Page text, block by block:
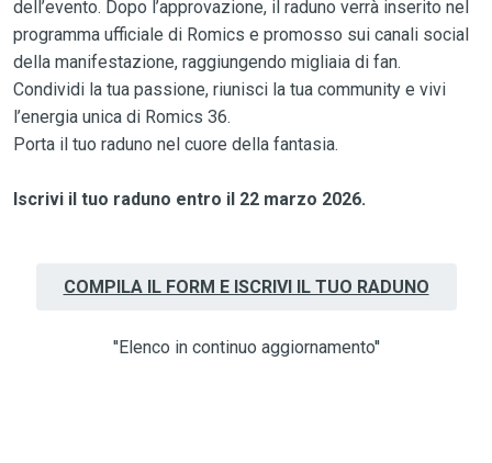
dell’evento. Dopo l’approvazione, il raduno verrà inserito nel
programma ufficiale di Romics e promosso sui canali social
della manifestazione, raggiungendo migliaia di fan.
Condividi la tua passione, riunisci la tua community e vivi
l’energia unica di Romics 36.
Porta il tuo raduno nel cuore della fantasia.
Iscrivi il tuo raduno entro il 22 marzo 2026.
COMPILA IL FORM E ISCRIVI IL TUO RADUNO
''Elenco in continuo aggiornamento''